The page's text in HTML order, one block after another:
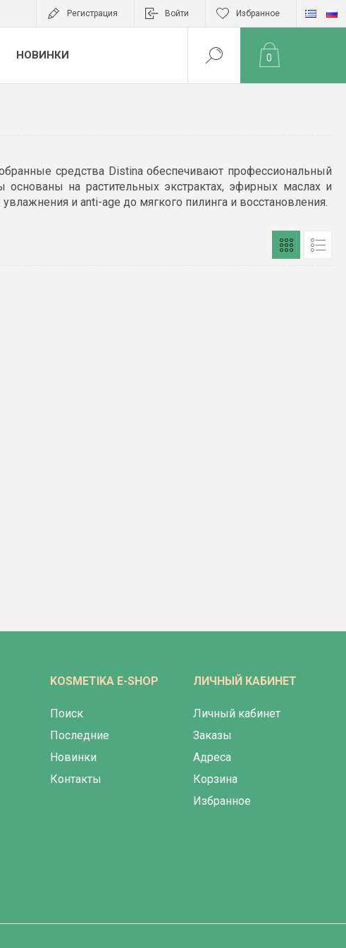
Регистрация Войти Избранное
НОВИНКИ 0
средства Distina обеспечивают профессиональный
на растительных экстрактах, эфирных маслах и
и anti-age до мягкого пилинга и восстановления.
KOSMETIKA E-SHOP
Поиск
Последние
Новинки
Контакты
ЛИЧНЫЙ КАБИНЕТ
Личный кабинет
Заказы
Адреса
Корзина
Избранное